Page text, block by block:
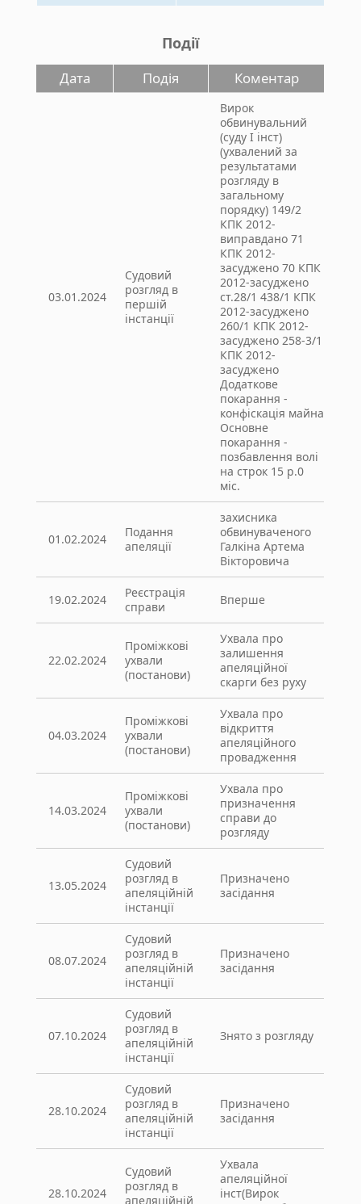
Події
Дата Подія Коментар
03.01.2024
Судовий
розгляд в
першій
інстанції
Вирок
обвинувальний
(суду І інст)
(ухвалений за
результатами
розгляду в
загальному
порядку) 149/2
КПК 2012-
виправдано 71
КПК 2012-
засуджено 70 КПК
2012-засуджено
ст.28/1 438/1 КПК
2012-засуджено
260/1 КПК 2012-
засуджено 258-3/1
КПК 2012-
засуджено
Додаткове
покарання -
конфіскація майна
Основне
покарання -
позбавлення волі
на строк 15 р.0
міс.
01.02.2024
Подання
апеляції
захисника
обвинуваченого
Галкіна Артема
Вікторовича
19.02.2024
Реєстрація
справи
Вперше
22.02.2024
Проміжкові
ухвали
(постанови)
Ухвала про
залишення
апеляційної
скарги без руху
04.03.2024
Проміжкові
ухвали
(постанови)
Ухвала про
відкриття
апеляційного
провадження
14.03.2024
Проміжкові
ухвали
(постанови)
Ухвала про
призначення
справи до
розгляду
13.05.2024
Судовий
розгляд в
апеляційній
інстанції
Призначено
засідання
08.07.2024
Судовий
розгляд в
апеляційній
інстанції
Призначено
засідання
07.10.2024
Судовий
розгляд в
апеляційній
інстанції
Знято з розгляду
28.10.2024
Судовий
розгляд в
апеляційній
інстанції
Призначено
засідання
28.10.2024
Судовий
розгляд в
апеляційній
Ухвала
апеляційної
інст(Вирок